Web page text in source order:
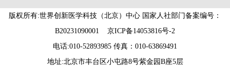
版权所有:世界创新医学科技（北京）中心 国家人社部门备案编号：
B20231090001 京ICP备14053816号-2
电话:010-52893985 传真：010-63869491
地址:北京市丰台区小屯路8号紫金园B座5层